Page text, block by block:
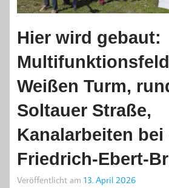
Hier wird gebaut:
Weißen Turm,
Soltauer Straße,
Kanalarbeiten bei
Friedrich-Ebert-
Veröffentlicht am 13. April 2026